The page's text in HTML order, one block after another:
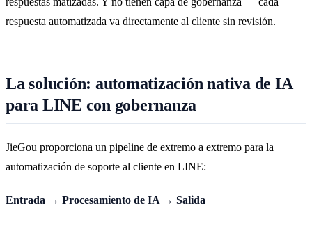
respuesta automatizada va directamente al cliente sin revisión.
La solución: automatización nativa de IA
para LINE con gobernanza
JieGou proporciona un pipeline de extremo a extremo para la
automatización de soporte al cliente en LINE:
Entrada → Procesamiento de IA → Salida